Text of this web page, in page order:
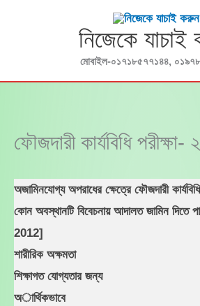
নিজেকে
মোবাইল-০১৭১৮৫৭৭১৪৪,
ফৌজদারী কার্যবিধি পরীক্ষা-
অজামিনযোগ্য অপরাধের ক্ষেত্রে ফৌজদারী
কোন অবস্থানটি বিবেচনায় আদালত জামিন
2012]
শারীরিক অক্ষমতা
শিক্ষাগত যোগ্যতার জন্য
অার্থিকভাবে